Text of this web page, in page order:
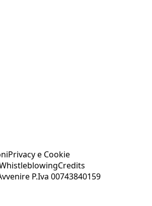
Privacy e Cookie
Credits
P.Iva 00743840159